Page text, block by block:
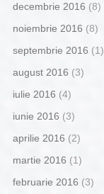
decembrie 2016 (8)
noiembrie 2016 (8)
septembrie 2016 (1)
august 2016 (3)
iulie 2016 (4)
iunie 2016 (3)
aprilie 2016 (2)
martie 2016 (1)
februarie 2016 (3)